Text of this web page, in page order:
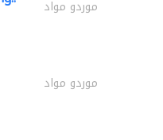
موردو مواد
موردو مواد